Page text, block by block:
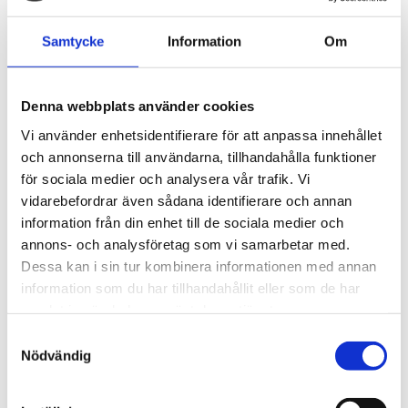
Samtycke Information Om
Denna webbplats använder cookies
Vi använder enhetsidentifierare för att anpassa innehållet
och annonserna till användarna, tillhandahålla funktioner
för sociala medier och analysera vår trafik. Vi
vidarebefordrar även sådana identifierare och annan
information från din enhet till de sociala medier och
annons- och analysföretag som vi samarbetar med.
Dessa kan i sin tur kombinera informationen med annan
information som du har tillhandahållit eller som de har
Nödvändig
Albin Steiner 17 september 2024
Historien om takboxar: Från enkel förvaring till
avancerad teknik
Takboxar